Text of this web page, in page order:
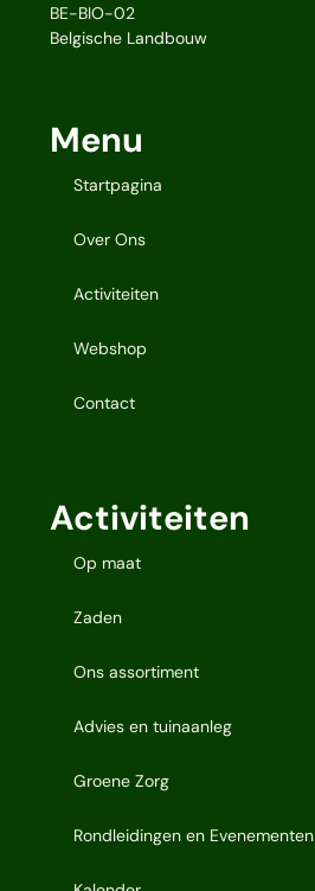
Menu
Startpagina
Over Ons
Activiteiten
Webshop
Contact
Activiteiten
Op maat
Zaden
Ons assortiment
Advies en tuinaanleg
Groene Zorg
Rondleidingen en Evenementen
BE-BIO-02
Belgische Landbouw